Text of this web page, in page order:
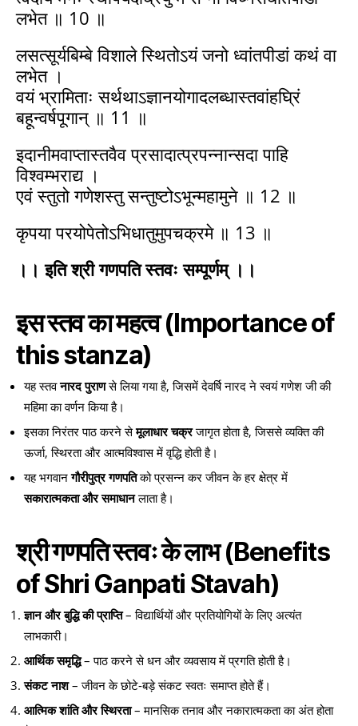
लभेत ॥ 10 ॥
लसत्सूर्यबिम्बे विशाले स्थितोऽयं जनो ध्वांतपीडां कथं वा
लभेत ।
वयं भ्रामिताः सर्थथाऽज्ञानयोगादलब्धास्तवांहघ्रिं
बहून्वर्षपूगान् ॥ 11 ॥
इदानीमवाप्तास्तवैव प्रसादात्प्रपन्नान्सदा पाहि
विश्वम्भराद्य ।
एवं स्तुतो गणेशस्तु सन्तुष्टोऽभून्महामुने ॥ 12 ॥
कृपया परयोपेतोऽभिधातुमुपचक्रमे ॥ 13 ॥
।। इति श्री गणपति स्तवः सम्पूर्णम् ।।
इस स्तव का महत्व(Importance of
this stanza)
यह स्तवनारद पुराणसे लिया गया है, जिसमें देवर्षि नारद ने स्वयं गणेश जी की
महिमा का वर्णन किया है।
इसका निरंतर पाठ करने सेमूलाधार चक्रजागृत होता है, जिससे व्यक्ति की
ऊर्जा, स्थिरता और आत्मविश्वास में वृद्धि होती है।
यह भगवानगौरीपुत्र गणपतिको प्रसन्न कर जीवन के हर क्षेत्र में
सकारात्मकता और समाधानलाता है।
श्री गणपति स्तवः के लाभ(Benefits
of Shri Ganpati Stavah)
ज्ञान और बुद्धि की प्राप्ति– विद्यार्थियों और प्रतियोगियों के लिए अत्यंत
लाभकारी।
आर्थिक समृद्धि– पाठ करने से धन और व्यवसाय में प्रगति होती है।
संकट नाश– जीवन के छोटे-बड़े संकट स्वतः समाप्त होते हैं।
आत्मिक शांति और स्थिरता– मानसिक तनाव और नकारात्मकता का अंत होता